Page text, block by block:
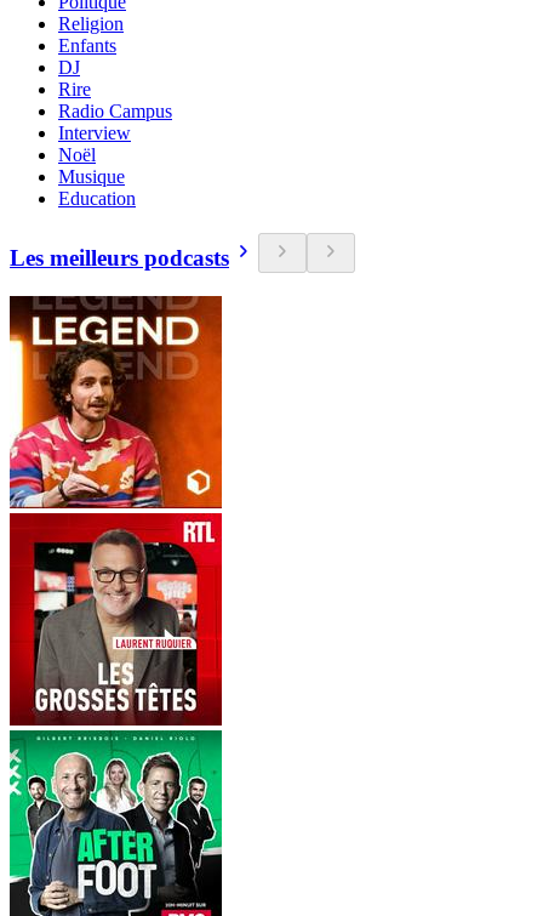
Religion
Enfants
DJ
Rire
Radio Campus
Interview
Noël
Musique
Education
Les meilleurs podcasts